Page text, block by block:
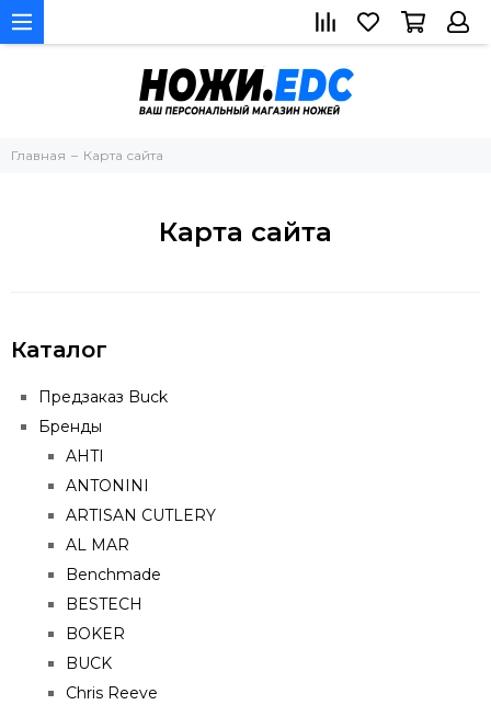
Главная Карта сайта
Карта сайта
Каталог
Предзаказ Buck
Бренды
AHTI
ANTONINI
ARTISAN CUTLERY
AL MAR
Benchmade
BESTECH
BOKER
BUCK
Chris Reeve